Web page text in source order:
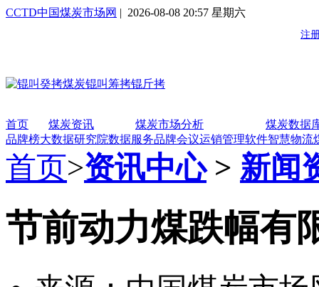
CCTD中国煤炭市场网 | 2026-08-08 20:57 星期六
首页 煤炭资讯 煤炭市场分析
煤炭数据
品牌榜大数据研究院数据服务品牌会议运销管理软件智慧物流
首页>资讯中心> 新闻
节前动力煤跌幅有